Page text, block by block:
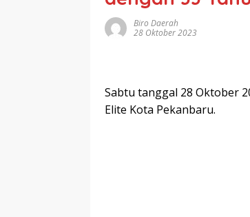
Biro Daerah
28 Oktober 2023
Sabtu tanggal 28 Oktober
Elite Kota Pekanbaru.